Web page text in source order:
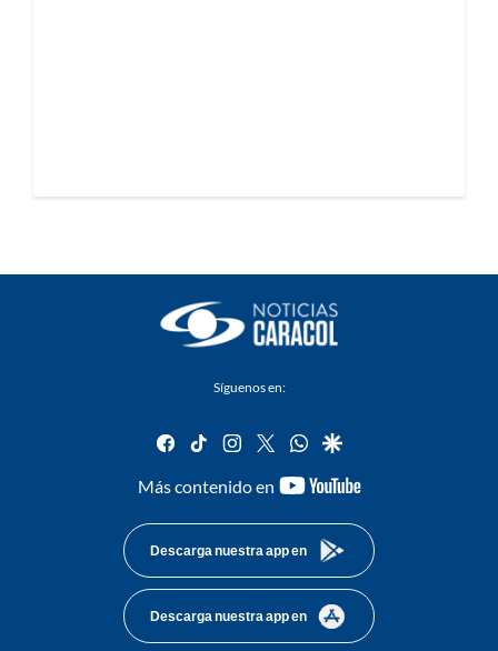
Síguenos en:
facebook
tiktok instagram
twitterwhatsapp
google
Más contenido en
youtube-
Descarga nuestra app en
Descarga nuestra app en